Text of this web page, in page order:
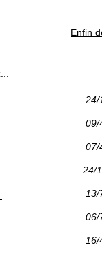
Enfin
24/
09/
07/
24/
06/